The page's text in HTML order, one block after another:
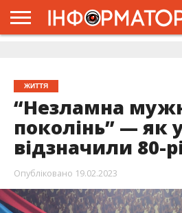
ЖИТТЯ
“Незламна
поколінь” — як
відзначили 80-
Опубліковано 19.02.2023